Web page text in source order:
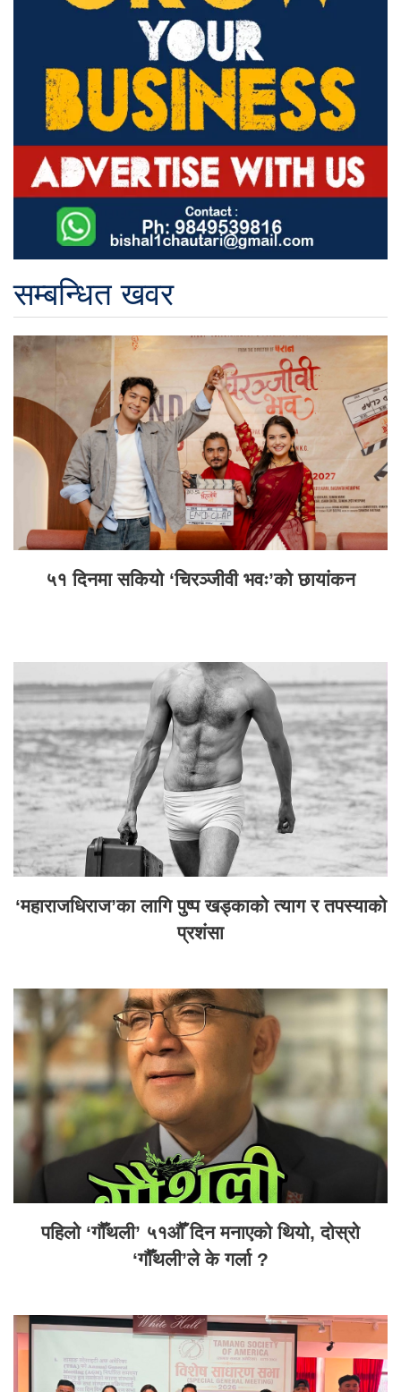
सम्बन्धित खवर
५१ दिनमा सकियो ‘चिरञ्जीवी भवः’को छायांकन
‘महाराजधिराज’का लागि पुष्प खड्काको त्याग र तपस्याको
प्रशंसा
पहिलो ‘गौँथली’ ५१औँ दिन मनाएको थियो, दोस्रो
‘गौँथली’ले के गर्ला ?